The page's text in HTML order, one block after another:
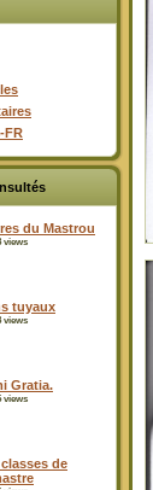
FR
du Mastrou
views
tuyaux
views
Gratia.
views
de